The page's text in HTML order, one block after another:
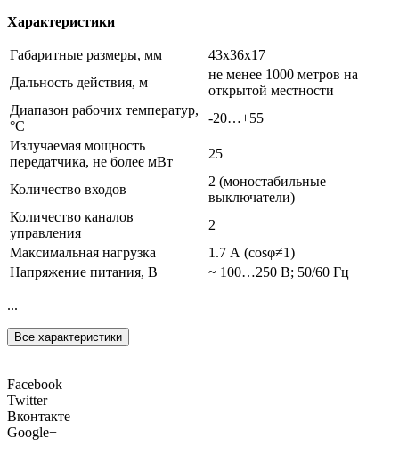
Характеристики
Габаритные размеры, мм
43х36х17
Дальность действия, м
не менее 1000 метров на
открытой местности
Диапазон рабочих температур,
°С
-20…+55
Излучаемая мощность
передатчика, не более мВт
25
Количество входов
2 (моностабильные
выключатели)
Количество каналов
управления
2
Максимальная нагрузка
1.7 А (cosφ≠1)
Напряжение питания, В
~ 100…250 В; 50/60 Гц
...
Все характеристики
Facebook
Twitter
Вконтакте
Google+